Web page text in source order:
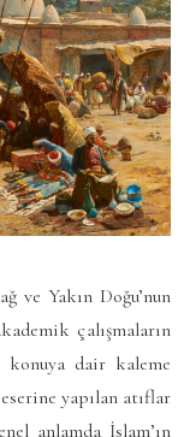
ve Yakın Doğu’nun
çalışmaların
dair kaleme
yapılan atıflar
anlamda İslam’ın